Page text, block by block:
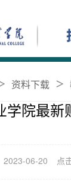
资料下载 ＞
学院最新
2023-06-20 点